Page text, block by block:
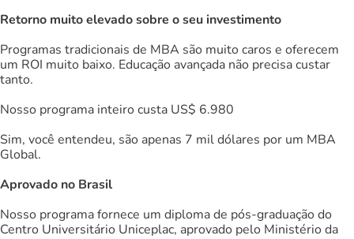
Retorno muito elevado sobre o seu investimento
Programas tradicionais de MBA são muito caros e oferecem
um ROI muito baixo. Educação avançada não precisa custar
tanto.
Nosso programa inteiro custa US$ 6.980
Sim, você entendeu, são apenas 7 mil dólares por um MBA
Global.
Aprovado no Brasil
Nosso programa fornece um diploma de pós-graduação do
Centro Universitário Uniceplac, aprovado pelo Ministério da